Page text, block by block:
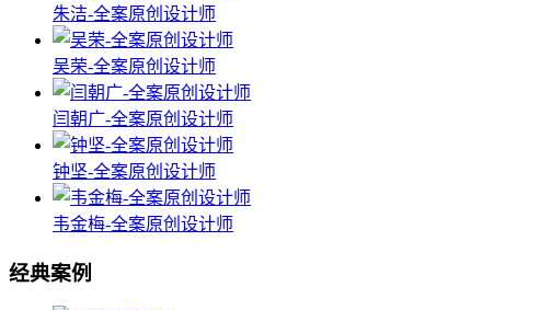
朱洁-全案原创设计师
吴荣-全案原创设计师
闫朝广-全案原创设计师
钟坚-全案原创设计师
韦金梅-全案原创设计师
经典案例